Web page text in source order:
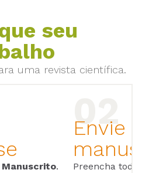
seu
uma revista científica.
Manuscrito.
Envie
Preencha